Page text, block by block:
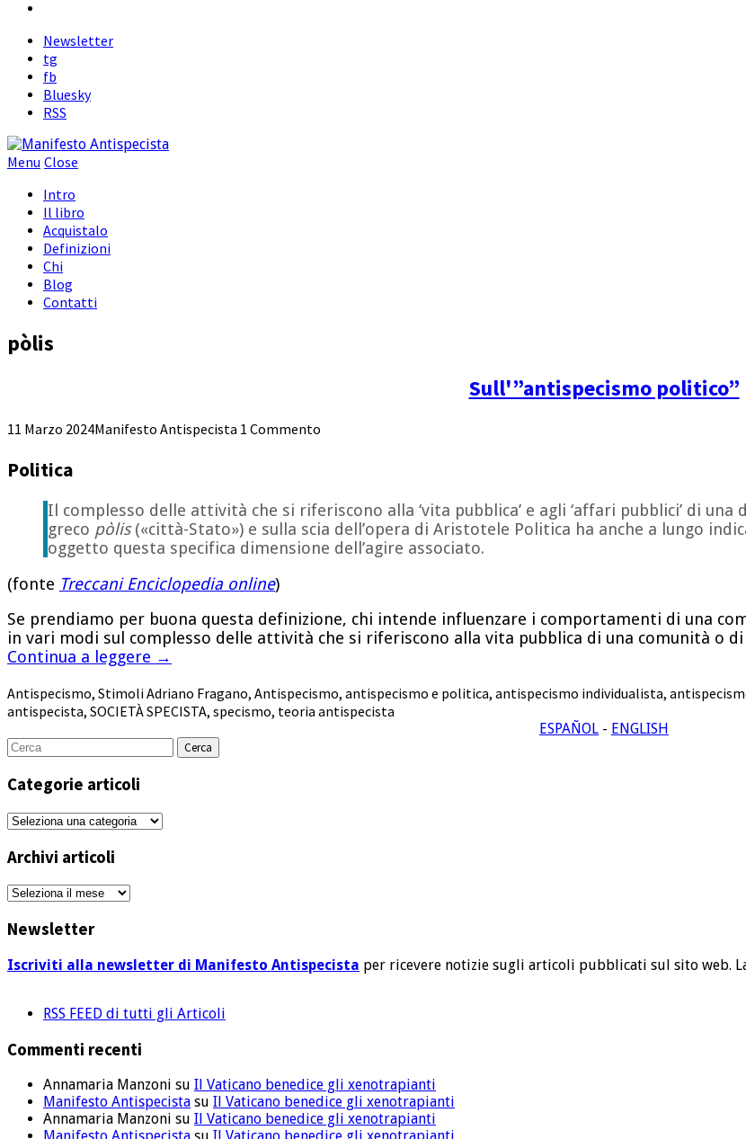
Newsletter
tg
fb
Bluesky
RSS
Menu Close
Intro
Il libro
Acquistalo
Definizioni
Chi
Blog
Contatti
pòlis
Sull'”antispecismo politico”
11 Marzo 2024Manifesto Antispecista 1 Commento
Politica
Il complesso delle attività che si riferiscono alla ‘vita pubblica’ e agli ‘affari pubblici’ di
greco pòlis(«città-Stato») e sulla scia dell’opera di Aristotele Politica ha anche a lungo
oggetto questa specifica dimensione dell’agire associato.
(fonte Treccani Enciclopedia online)
Se prendiamo per buona questa definizione, chi intende influenzare i comportamenti di una
in vari modi sul complesso delle attività che si riferiscono alla vita pubblica di una comunità o
Continua a leggere →
Antispecismo, StimoliAdriano Fragano, Antispecismo, antispecismo e politica, antispecismo individualista,
antispecista, SOCIETÀ SPECISTA, specismo, teoria antispecista
ESPAÑOL - ENGLISH
Cerca
per:
Categorie articoli
Categorie
Archivi articoli
Archivi
Newsletter
Iscriviti alla newsletter di Manifesto Antispecista per ricevere notizie sugli articoli pubblicati sul sito web.
RSS FEED di tutti gli Articoli
Commenti recenti
Annamaria Manzoni su Il Vaticano benedice gli xenotrapianti
Manifesto Antispecista su Il Vaticano benedice gli xenotrapianti
Annamaria Manzoni su Il Vaticano benedice gli xenotrapianti